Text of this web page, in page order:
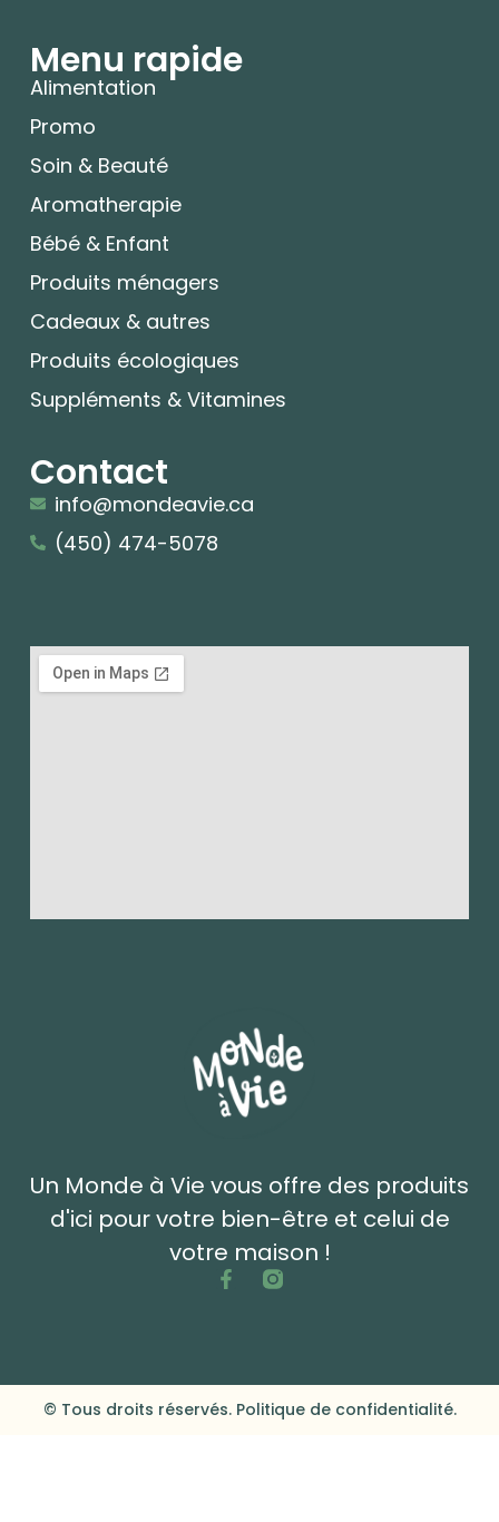
Un Monde à Vie vous offre des produits
d'ici pour votre bien-être et celui de
votre maison !
Menu rapide
Alimentation
Promo
Soin & Beauté
Aromatherapie
Bébé & Enfant
Produits ménagers
Cadeaux & autres
Produits écologiques
Suppléments & Vitamines
Contact
info@mondeavie.ca
(450) 474-5078
© Tous droits réservés. Politique de confidentialité.